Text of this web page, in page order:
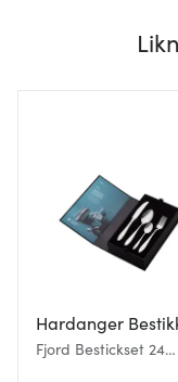
Hardanger
Fjord Bestickset 24